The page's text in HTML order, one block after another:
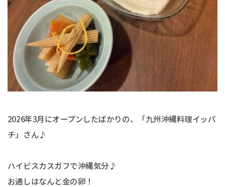
2026年3月にオープンしたばかりの、「九州沖縄料理イッパ
チ」さん♪
ハイビスカスガフで沖縄気分♪
お通しはなんと金の卵！